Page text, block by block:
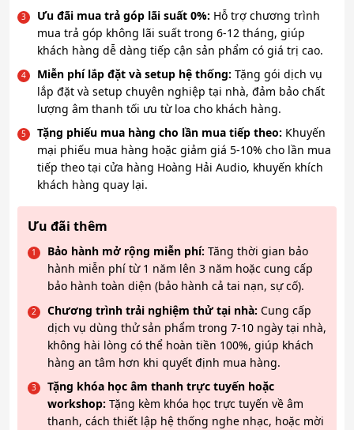
Ưu đãi mua trả góp lãi suất 0%: Hỗ trợ chương trình
mua trả góp không lãi suất trong 6-12 tháng, giúp
khách hàng dễ dàng tiếp cận sản phẩm có giá trị cao.
Miễn phí lắp đặt và setup hệ thống: Tặng gói dịch vụ
lắp đặt và setup chuyên nghiệp tại nhà, đảm bảo chất
lượng âm thanh tối ưu từ loa cho khách hàng.
Tặng phiếu mua hàng cho lần mua tiếp theo: Khuyến
mại phiếu mua hàng hoặc giảm giá 5-10% cho lần mua
tiếp theo tại cửa hàng Hoàng Hải Audio, khuyến khích
khách hàng quay lại.
Ưu đãi thêm
Bảo hành mở rộng miễn phí: Tăng thời gian bảo
hành miễn phí từ 1 năm lên 3 năm hoặc cung cấp
bảo hành toàn diện (bảo hành cả tai nạn, sự cố).
Chương trình trải nghiệm thử tại nhà: Cung cấp
dịch vụ dùng thử sản phẩm trong 7-10 ngày tại nhà,
không hài lòng có thể hoàn tiền 100%, giúp khách
hàng an tâm hơn khi quyết định mua hàng.
Tặng khóa học âm thanh trực tuyến hoặc
workshop: Tặng kèm khóa học trực tuyến về âm
thanh, cách thiết lập hệ thống nghe nhạc, hoặc mời